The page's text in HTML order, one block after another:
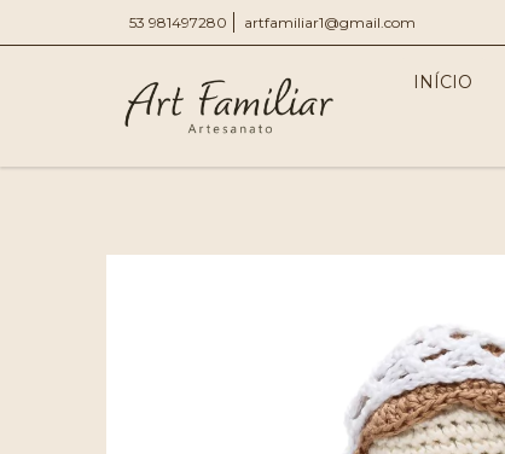
53 981497280 artfamiliar1@gmail.com
INÍCIO